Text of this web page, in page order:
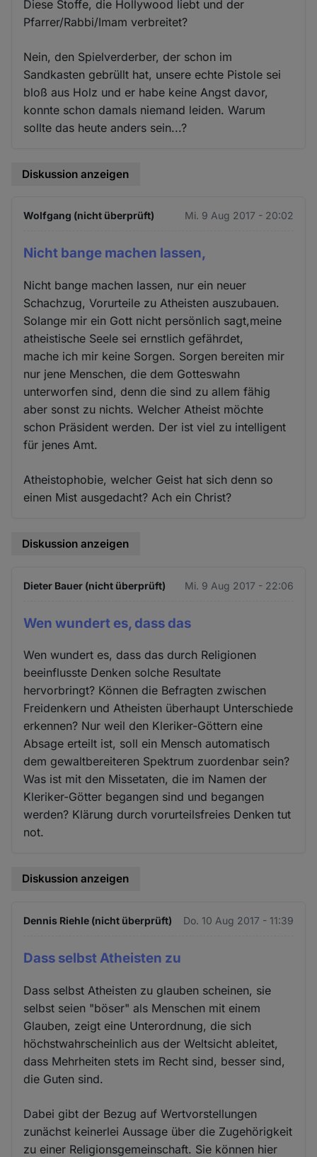
Diese Stoffe, die Hollywood liebt und der
Pfarrer/Rabbi/Imam verbreitet?
Nein, den Spielverderber, der schon im
Sandkasten gebrüllt hat, unsere echte Pistole sei
bloß aus Holz und er habe keine Angst davor,
konnte schon damals niemand leiden. Warum
sollte das heute anders sein...?
Diskussion anzeigen
Wolfgang (nicht überprüft) Mi. 9 Aug 2017 - 20:02
Nicht bange machen lassen,
Nicht bange machen lassen, nur ein neuer
Schachzug, Vorurteile zu Atheisten auszubauen.
Solange mir ein Gott nicht persönlich sagt,meine
atheistische Seele sei ernstlich gefährdet,
mache ich mir keine Sorgen. Sorgen bereiten mir
nur jene Menschen, die dem Gotteswahn
unterworfen sind, denn die sind zu allem fähig
aber sonst zu nichts. Welcher Atheist möchte
schon Präsident werden. Der ist viel zu intelligent
für jenes Amt.
Atheistophobie, welcher Geist hat sich denn so
einen Mist ausgedacht? Ach ein Christ?
Diskussion anzeigen
Dieter Bauer (nicht überprüft) Mi. 9 Aug 2017 - 22:06
Wen wundert es, dass das
Wen wundert es, dass das durch Religionen
beeinflusste Denken solche Resultate
hervorbringt? Können die Befragten zwischen
Freidenkern und Atheisten überhaupt Unterschiede
erkennen? Nur weil den Kleriker-Göttern eine
Absage erteilt ist, soll ein Mensch automatisch
dem gewaltbereiteren Spektrum zuordenbar sein?
Was ist mit den Missetaten, die im Namen der
Kleriker-Götter begangen sind und begangen
werden? Klärung durch vorurteilsfreies Denken tut
not.
Diskussion anzeigen
Dennis Riehle (nicht überprüft) Do. 10 Aug 2017 - 11:39
Dass selbst Atheisten zu
Dass selbst Atheisten zu glauben scheinen, sie
selbst seien "böser" als Menschen mit einem
Glauben, zeigt eine Unterordnung, die sich
höchstwahrscheinlich aus der Weltsicht ableitet,
dass Mehrheiten stets im Recht sind, besser sind,
die Guten sind.
Dabei gibt der Bezug auf Wertvorstellungen
zunächst keinerlei Aussage über die Zugehörigkeit
zu einer Religionsgemeinschaft. Sie können hier